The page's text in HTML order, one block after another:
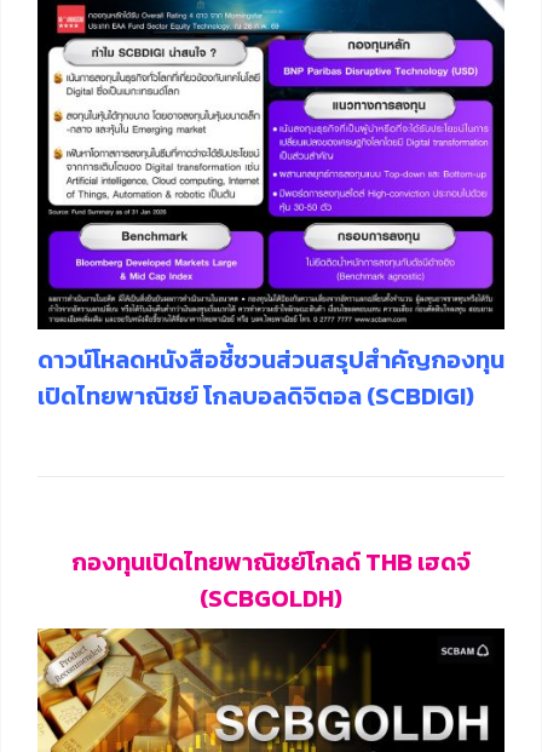
ดาวน์โหลดหนังสือชี้ชวนส่วนสรุปสำคัญกองทุน
เปิดไทยพาณิชย์ โกลบอลดิจิตอล (SCBDIGI)
กองทุนเปิดไทยพาณิชย์โกลด์ THB เฮดจ์
(SCBGOLDH)